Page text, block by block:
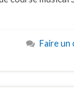
Faire un